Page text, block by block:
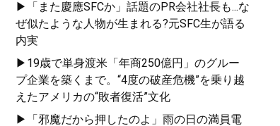
▶「また慶應SFCか」話題のPR会社社長も...な
ぜ似たような人物が生まれる?元SFC生が語る
内実
▶19歳で単身渡米「年商250億円」のグルー
プ企業を築くまで。“4度の破産危機”を乗り越
えたアメリカの“敗者復活”文化
▶「邪魔だから押したのよ」雨の日の満員電